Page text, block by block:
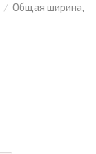
Общая ширина,